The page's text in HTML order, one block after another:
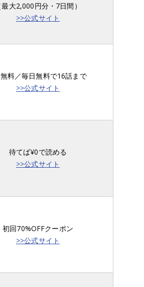
大2,000円分・7日間）
>>公式サイト
料／毎日無料で16話まで
>>公式サイト
待てば¥0で読める
>>公式サイト
初回70%OFFクーポン
>>公式サイト